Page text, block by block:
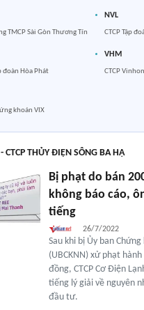
TMCP Sài Gòn Thương Tín
NVL
CTCP Tập
đoàn Hòa Phát
VHM
CTCP
khoán VIX
CTCP THỦY ĐIỆN SÔNG BA HẠ
Bị phạt do bán
không báo cáo,
tiếng
26/7/2022
Sau khi bị Ủy ban
(UBCKNN) xử phạt
đồng, CTCP Cơ Điện
tiếng lý giải về nguyên
đầu tư.